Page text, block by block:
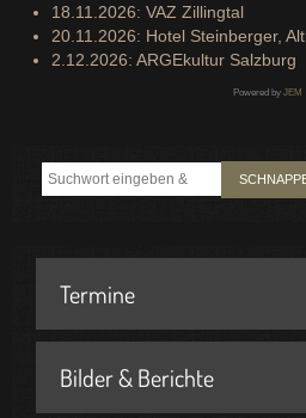
18.11.2026: VAZ Zillingtal
20.11.2026: Hotel Steinberger,
2.12.2026: ARGEkultur Salzburg
Powered by JEM
Termine
Bilder & Berichte